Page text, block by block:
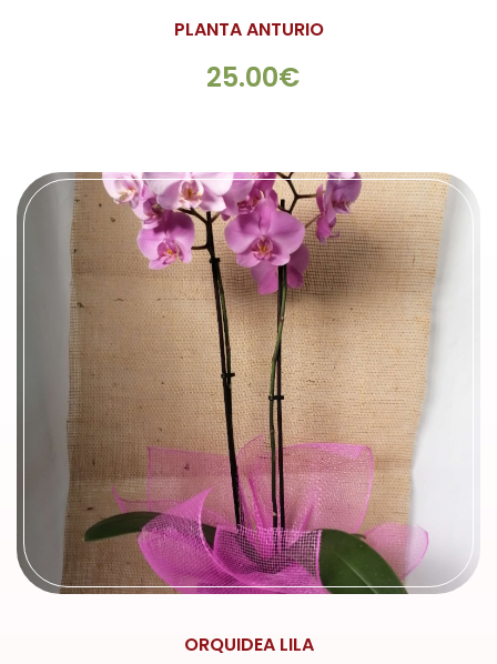
PLANTA ANTURIO
25.00€
ORQUIDEA LILA